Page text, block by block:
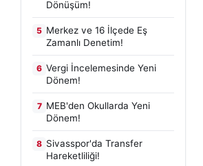
Dönüşüm!
5 Merkez ve 16 İlçede Eş
Zamanlı Denetim!
6 Vergi İncelemesinde Yeni
Dönem!
7 MEB'den Okullarda Yeni
Dönem!
8 Sivasspor'da Transfer
Hareketliliği!